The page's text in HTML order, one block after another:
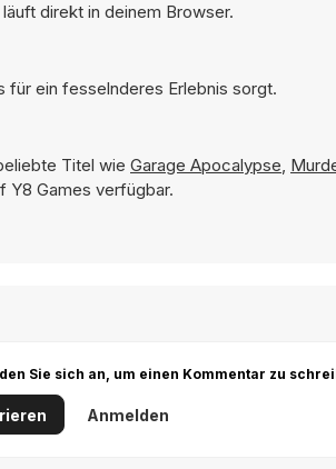
direkt in deinem Browser.
für ein fesselnderes Erlebnis sorgt.
Titel wie Garage Apocalypse,
Y8 Games verfügbar.
Sie sich an, um einen Kommentar zu
Anmelden